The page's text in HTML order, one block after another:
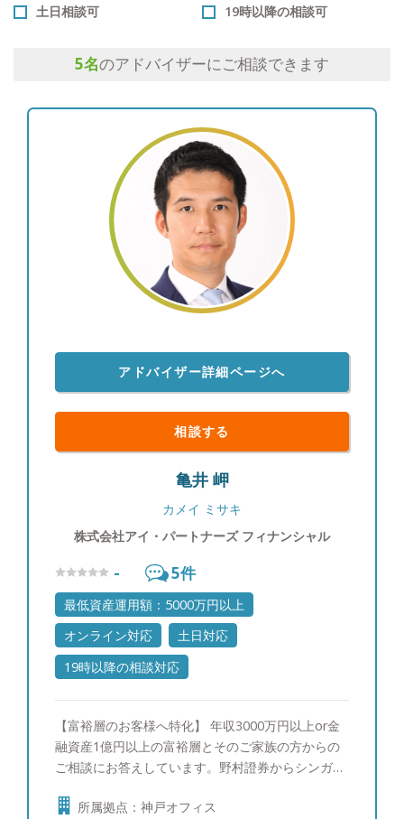
土日相談可 19時以降の相談可
5名のアドバイザーにご相談できます
アドバイザー詳細ページへ
相談する
亀井 岬
カメイ ミサキ
株式会社アイ・パートナーズ フィナンシャル
- 5件
最低資産運用額：5000万円以上
オンライン対応
土日対応
19時以降の相談対応
【富裕層のお客様へ特化】 年収3000万円以上or金
融資産1億円以上の富裕層とそのご家族の方からの
ご相談にお答えしています。野村證券からシンガポ
ポートフォリオ運用の研鑽を積んで参りました。富
所属拠点：神戸オフィス